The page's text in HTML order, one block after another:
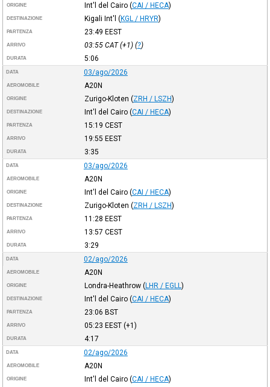
ORIGINE Int'l del Cairo (CAI / HECA)
DESTINAZIONE Kigali Int'l (KGL / HRYR)
PARTENZA 23:49 EEST
ARRIVO 03:55 CAT(+1) (?)
DURATA 5:06
DATA 03/ago/2026
AEROMOBILE A20N
ORIGINE Zurigo-Kloten (ZRH / LSZH)
DESTINAZIONE Int'l del Cairo (CAI / HECA)
PARTENZA 15:19 CEST
ARRIVO 19:55 EEST
DURATA 3:35
DATA 03/ago/2026
AEROMOBILE A20N
ORIGINE Int'l del Cairo (CAI / HECA)
DESTINAZIONE Zurigo-Kloten (ZRH / LSZH)
PARTENZA 11:28 EEST
ARRIVO 13:57 CEST
DURATA 3:29
DATA 02/ago/2026
AEROMOBILE A20N
ORIGINE Londra-Heathrow (LHR / EGLL )
DESTINAZIONE Int'l del Cairo (CAI / HECA)
PARTENZA 23:06 BST
ARRIVO 05:23 EEST(+1)
DURATA 4:17
DATA 02/ago/2026
AEROMOBILE A20N
ORIGINE Int'l del Cairo (CAI / HECA)